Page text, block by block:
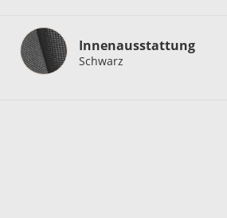
Innenausstattung
Innenausstattung
Schwarz